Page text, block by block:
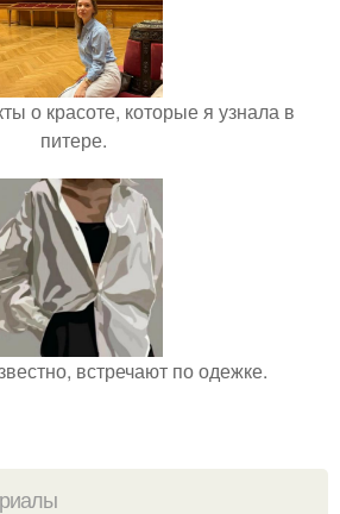
о красоте, которые я узнала в
питере.
встречают по одежке.